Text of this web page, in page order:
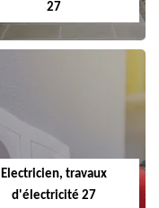
27
Electricien, travaux
d'électricité 27